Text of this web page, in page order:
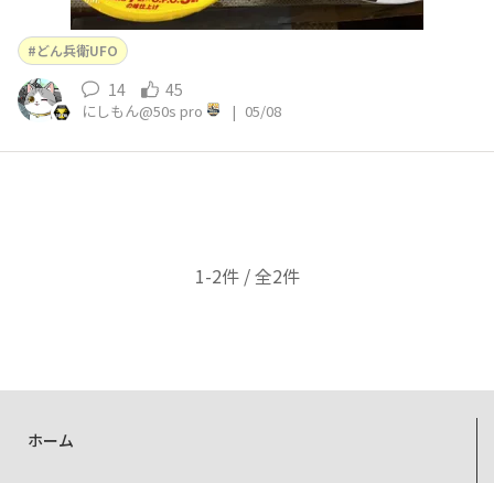
どん兵衛UFO
14 45
にしもん@50s pro | 05/08
1-2件 / 全2件
ホーム